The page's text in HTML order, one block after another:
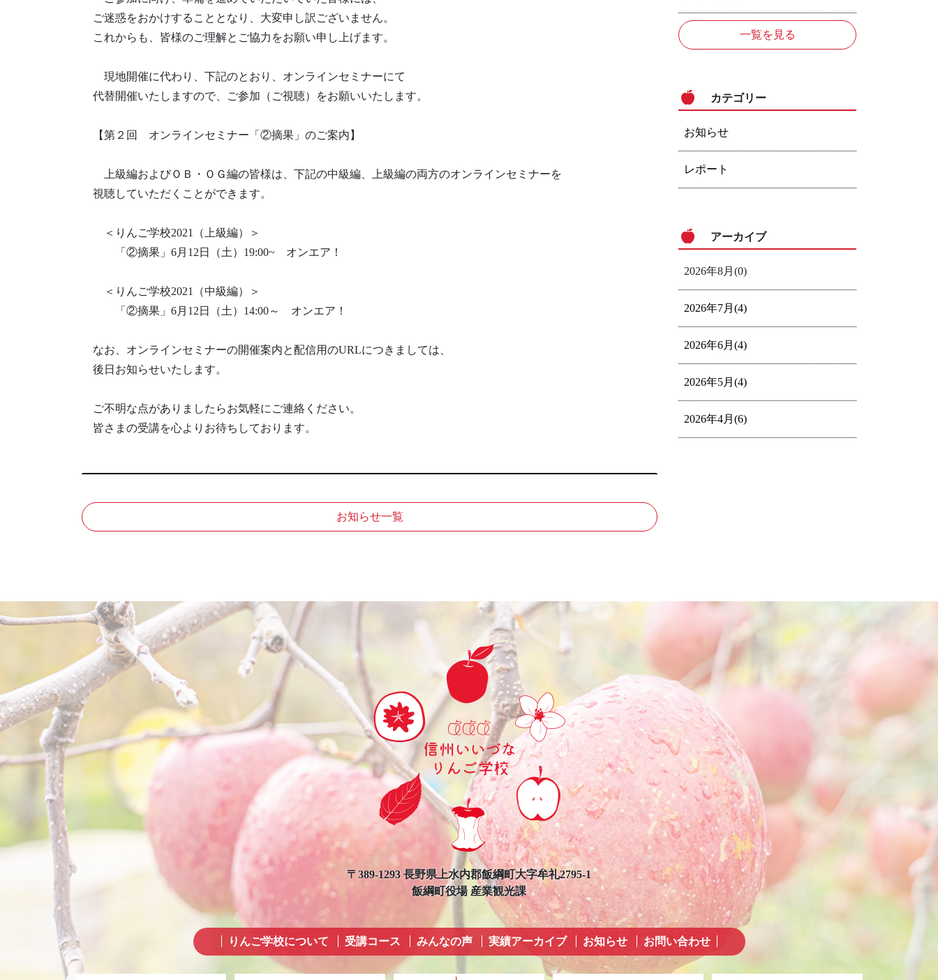
ご迷惑をおかけすることとなり、大変申し訳ございません。
これからも、皆様のご理解とご協力をお願い申し上げます。
現地開催に代わり、下記のとおり、オンラインセミナーにて
代替開催いたしますので、ご参加（ご視聴）をお願いいたします。
【第２回 オンラインセミナー「②摘果」のご案内】
上級編およびＯＢ・ＯＧ編の皆様は、下記の中級編、上級編の両方のオンラインセミナーを
視聴していただくことができます。
＜りんご学校2021（上級編）＞
「②摘果」6月12日（土）19:00~ オンエア！
＜りんご学校2021（中級編）＞
「②摘果」6月12日（土）14:00～ オンエア！
なお、オンラインセミナーの開催案内と配信用のURLにつきましては、
後日お知らせいたします。
ご不明な点がありましたらお気軽にご連絡ください。
皆さまの受講を心よりお待ちしております。
お知らせ一覧
一覧を見る
カテゴリー
お知らせ
レポート
アーカイブ
2026年8月(0)
2026年7月(4)
2026年6月(4)
2026年5月(4)
2026年4月(6)
〒389-1293 長野県上水内郡飯綱町大字牟礼2795-1
飯綱町役場 産業観光課
りんご学校について 受講コース みんなの声 実績アーカイブ お知らせ お問い合わせ